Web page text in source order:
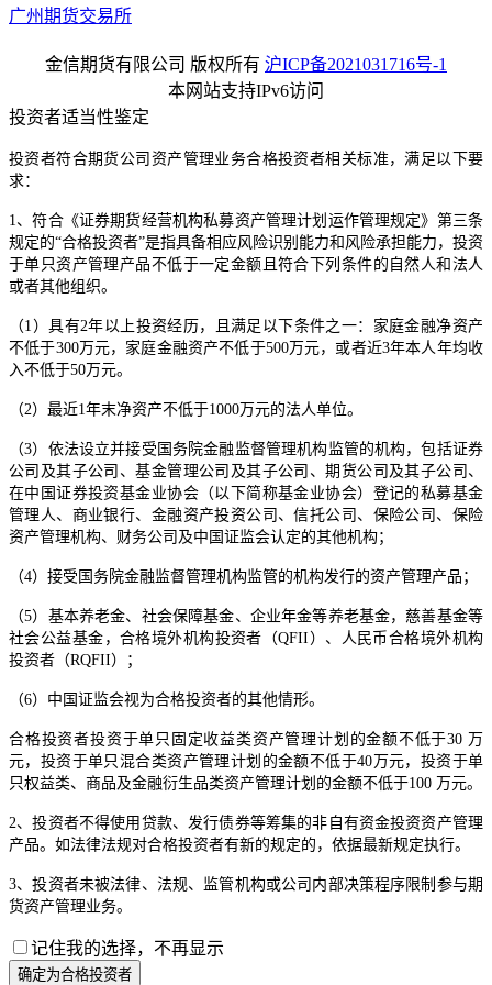
广州期货交易所
金信期货有限公司 版权所有 沪ICP备2021031716号-1
本网站支持IPv6访问
投资者适当性鉴定
投资者符合期货公司资产管理业务合格投资者相关标准，满足以下要
求：
1、符合《证券期货经营机构私募资产管理计划运作管理规定》第三条
规定的“合格投资者”是指具备相应风险识别能力和风险承担能力，投资
于单只资产管理产品不低于一定金额且符合下列条件的自然人和法人
或者其他组织。
（1）具有2年以上投资经历，且满足以下条件之一：家庭金融净资产
不低于300万元，家庭金融资产不低于500万元，或者近3年本人年均收
入不低于50万元。
（2）最近1年末净资产不低于1000万元的法人单位。
（3）依法设立并接受国务院金融监督管理机构监管的机构，包括证券
公司及其子公司、基金管理公司及其子公司、期货公司及其子公司、
在中国证券投资基金业协会（以下简称基金业协会）登记的私募基金
管理人、商业银行、金融资产投资公司、信托公司、保险公司、保险
资产管理机构、财务公司及中国证监会认定的其他机构；
（4）接受国务院金融监督管理机构监管的机构发行的资产管理产品；
（5）基本养老金、社会保障基金、企业年金等养老基金，慈善基金等
社会公益基金，合格境外机构投资者（QFII）、人民币合格境外机构
投资者（RQFII）；
（6）中国证监会视为合格投资者的其他情形。
合格投资者投资于单只固定收益类资产管理计划的金额不低于30 万
元，投资于单只混合类资产管理计划的金额不低于40万元，投资于单
只权益类、商品及金融衍生品类资产管理计划的金额不低于100 万元。
2、投资者不得使用贷款、发行债券等筹集的非自有资金投资资产管理
产品。如法律法规对合格投资者有新的规定的，依据最新规定执行。
3、投资者未被法律、法规、监管机构或公司内部决策程序限制参与期
货资产管理业务。
记住我的选择，不再显示
确定为合格投资者